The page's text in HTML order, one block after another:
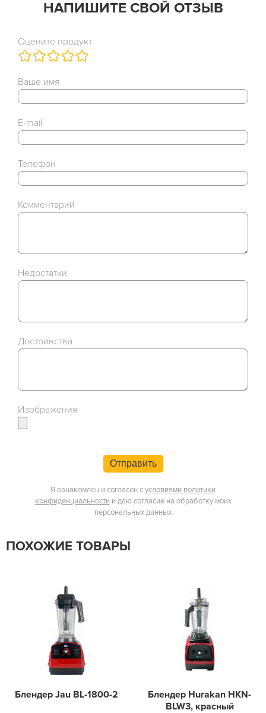
НАПИШИТЕ СВОЙ ОТЗЫВ
Оцените продукт
Ваше имя
E-mail
Телефон
Комментарий
Недостатки
Достоинства
Изображения
Отправить
Я ознакомлен и согласен сусловиями политики
конфиденциальности и даю согласие на обработку моих
персональных данных
ПОХОЖИЕ ТОВАРЫ
Блендер Jau BL-1800-2
Блендер Hurakan HKN-
BLW3, красный